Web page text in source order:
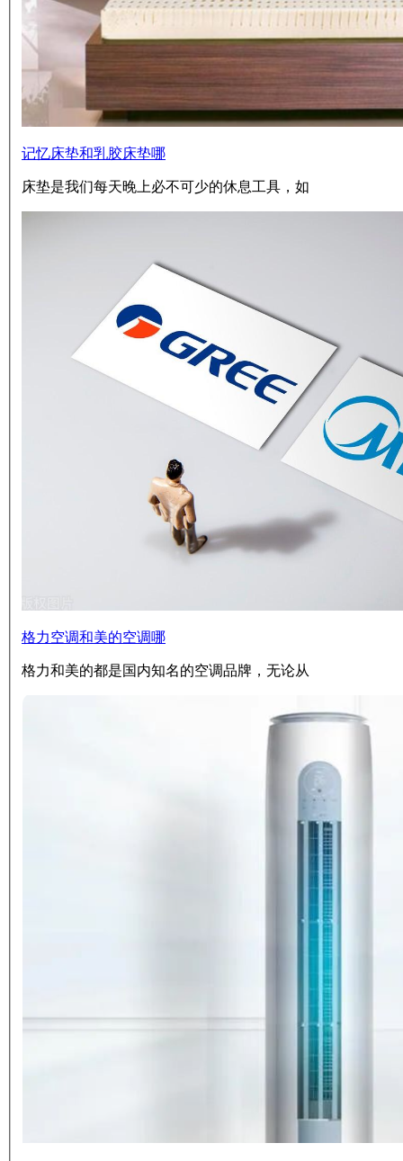
记忆床垫和乳胶床垫哪
床垫是我们每天晚上必不可少的休息工具，如
格力空调和美的空调哪
格力和美的都是国内知名的空调品牌，无论从